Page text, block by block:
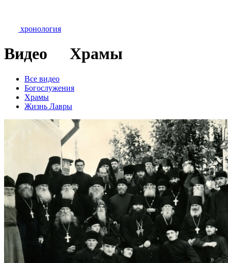
хронология
Видео Храмы
Все видео
Богослужения
Храмы
Жизнь Лавры